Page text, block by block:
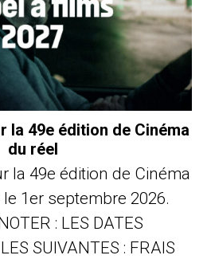
la 49e édition de Cinéma
du réel
la 49e édition de Cinéma
1er septembre 2026.
: LES DATES
SUIVANTES : FRAIS